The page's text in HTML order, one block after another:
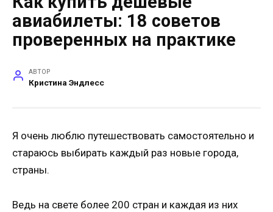
авиабилеты: 18 советов
проверенных на практике
АВТОР
Кристина Эндлесс
Я очень люблю путешествовать самостоятельно и
стараюсь выбирать каждый раз новые города,
страны.
Ведь на свете более 200 стран и каждая из них